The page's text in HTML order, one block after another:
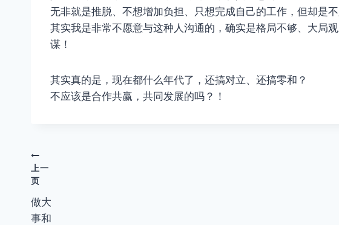
无非就是推脱、不想增加负担、只想完成自己的工作，但却是
其实我是非常不愿意与这种人沟通的，确实是格局不够、大局
谋！
其实真的是，现在都什么年代了，还搞对立、还搞零和？
不应该是合作共赢，共同发展的吗？！
文
章
导
上一
页
做大
事和